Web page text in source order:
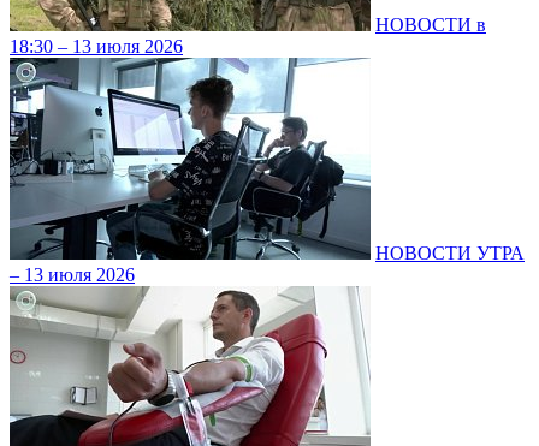
НОВОСТИ в
18:30 – 13 июля 2026
НОВОСТИ УТРА
– 13 июля 2026